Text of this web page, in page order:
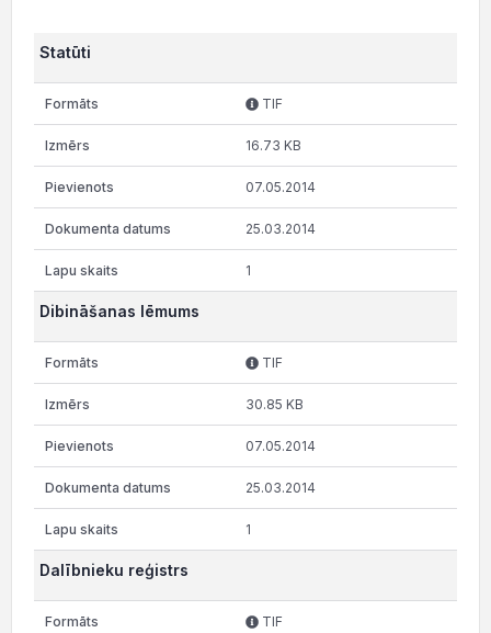
Statūti
TIF
16.73 KB
07.05.2014
25.03.2014
1
Dibināšanas lēmums
TIF
30.85 KB
07.05.2014
25.03.2014
1
Dalībnieku reģistrs
TIF